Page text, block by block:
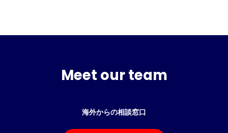
Meet our team
海外からの相談窓口